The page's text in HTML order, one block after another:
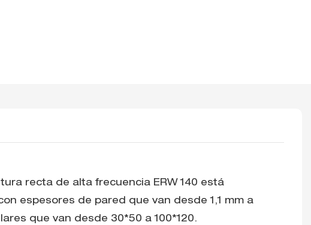
recta de alta frecuencia ERW 140 está
espesores de pared que van desde 1,1 mm a
que van desde 30*50 a 100*120.